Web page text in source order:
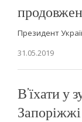
Президент
31.05.2019
В’їхати у